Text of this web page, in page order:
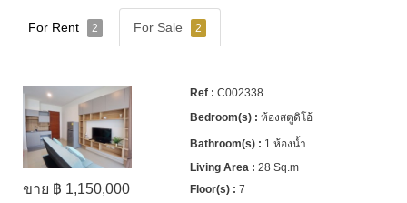
For Rent 2 For Sale 2
ขาย ฿ 1,150,000
C002338
ห้องสตูดิโอ้
1 ห้องน้ำ
28 Sq.m
7